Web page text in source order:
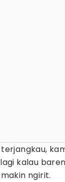
kalau
ngirit.